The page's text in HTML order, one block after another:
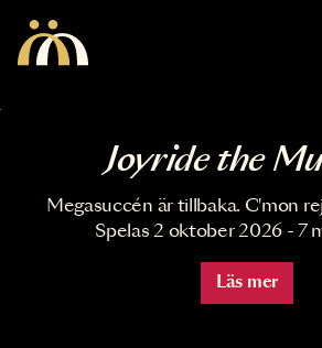
Joyride the
Megasuccén är tillbaka. C'mon
Spelas 2 oktober 2026 - 7
Läs mer